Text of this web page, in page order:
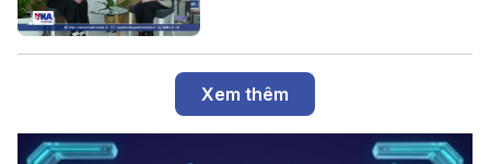
Xem thêm